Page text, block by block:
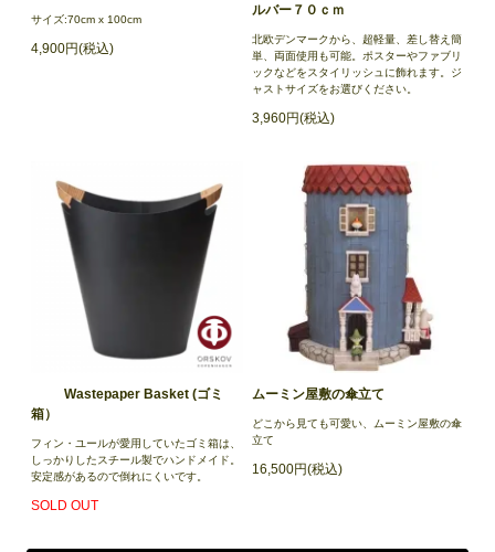
サイズ:70cm x 100cm
4,900円(税込)
ルバー７０ｃｍ
北欧デンマークから、超軽量、差し替え簡
単、両面使用も可能。ポスターやファブリ
ックなどをスタイリッシュに飾れます。ジ
ャストサイズをお選びください。
3,960円(税込)
Wastepaper Basket (ゴミ
箱）
フィン・ユールが愛用していたゴミ箱は、
しっかりしたスチール製でハンドメイド。
安定感があるので倒れにくいです。
SOLD OUT
ムーミン屋敷の傘立て
どこから見ても可愛い、ムーミン屋敷の傘
立て
16,500円(税込)